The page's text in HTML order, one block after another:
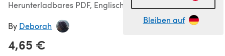
Bleiben auf
Herunterladbares PDF, Englisch
By Deborah
4,65 €